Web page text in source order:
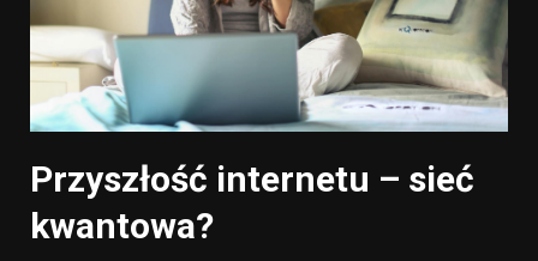
Przyszłość internetu – sieć
kwantowa?